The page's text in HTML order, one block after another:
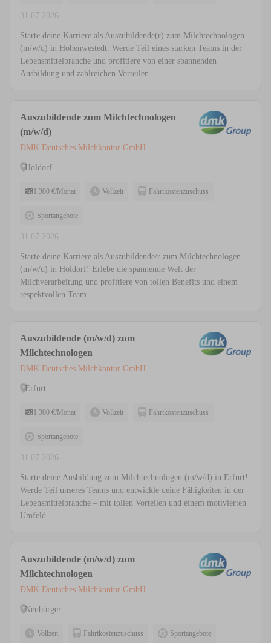
31.07.2026
Starte deine Karriere als Auszubildende(r) zum Milchtechnologen
(m/w/d) in Hohenwestedt. Werde Teil eines starken Teams in der
Lebensmittelbranche und profitiere von einer spannenden
Ausbildung und zahlreichen Vorteilen.
Auszubildende zum Milchtechnologen
(m/w/d)
DMK Deutsches Milchkontor GmbH
Holdorf
1.300 €/Monat Vollzeit Fahrtkostenzuschuss
Sportangebote
31.07.2026
Starte deine Karriere als Auszubildende/r zum Milchtechnologen
(m/w/d) in Holdorf! Erlebe die spannende Welt der
Milchverarbeitung und profitiere von tollen Benefits und einem
respektvollen Team.
Auszubildende (m/w/d) zum
Milchtechnologen
DMK Deutsches Milchkontor GmbH
Erfurt
1.300 €/Monat Vollzeit Fahrtkostenzuschuss
Sportangebote
31.07.2026
Starte deine Ausbildung zum Milchtechnologen (m/w/d) in Erfurt!
Werde Teil unseres Teams und entwickle deine Fähigkeiten in der
Lebensmittelbranche – mit tollen Vorteilen und einem motivierten
Umfeld.
Auszubildende (m/w/d) zum
Milchtechnologen
DMK Deutsches Milchkontor GmbH
Neubörger
Vollzeit Fahrtkostenzuschuss Sportangebote